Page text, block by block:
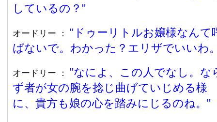
しているの？
オードリー ：
ドゥーリトルお嬢様なんて
ばないで。わかった？エリザでいいわ
オードリー ：
なによ、この人でなし。な
ず者が女の腕を捻じ曲げていじめる様
に、貴方も娘の心を踏みにじるのね。